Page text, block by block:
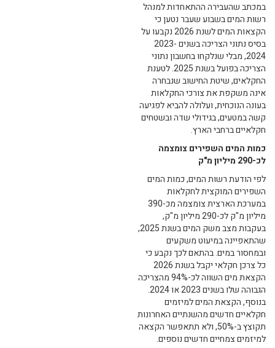
במכתב שהעבירה ההתאחדות למנהל
רשות המים בשבוע שעבר נטען כי
הקצאות המים לשנת 2026 נקבעו על
בסיס נתוני הצריכה בשנים 2023-
2024, מבלי שנלקחו בחשבון נתוני
הצריכה בפועל בשנת 2025. לטענת
החקלאים, שיטת החישוב שנבחרה
אינה משקפת את צורכי החקלאות
בעונה הנוכחית, ועלולה להביא לפגיעה
קשה במטעים, בגידולי שדה ובשטחים
חקלאיים ברחבי הארץ.
כמות המים השפירים צומצמה
לכ-290 מיליון מ"ק
לפי הודעת רשות המים, כמות המים
השפירים המוקצית לחקלאות
במערכת הארצית צומצמה מכ-390
מיליון מ"ק לכ-290 מיליון מ"ק,
בעקבות מצב משק המים בשנת 2025,
שהתאפיינה במיעוט משקעים
ובמחסור במים. בהתאם לכך נקבע כי
כל צרכן חקלאי יקבל בשנת 2026
הקצאת מים השווה לכ-94% מהצריכה
הגבוהה שלו בשנים 2023 או 2024.
בנוסף, הקצאת המים למיזמים
חקלאיים חדשים מהשנתיים האחרונות
תקוצץ ב-50%, ולא תתאפשר הקצאה
למיזמים צמחיים חדשים נוספים.